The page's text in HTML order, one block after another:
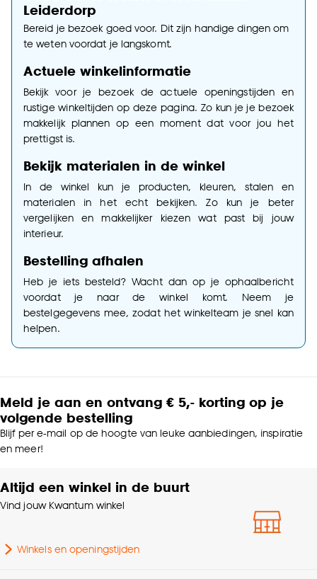
Leiderdorp
Bereid je bezoek goed voor. Dit zijn handige dingen om
te weten voordat je langskomt.
Actuele winkelinformatie
Bekijk voor je bezoek de actuele openingstijden en
rustige winkeltijden op deze pagina. Zo kun je je bezoek
makkelijk plannen op een moment dat voor jou het
prettigst is.
Bekijk materialen in de winkel
In de winkel kun je producten, kleuren, stalen en
materialen in het echt bekijken. Zo kun je beter
vergelijken en makkelijker kiezen wat past bij jouw
interieur.
Bestelling afhalen
Heb je iets besteld? Wacht dan op je ophaalbericht
voordat je naar de winkel komt. Neem je
bestelgegevens mee, zodat het winkelteam je snel kan
helpen.
Meld je aan en ontvang € 5,- korting op je
volgende bestelling
Blijf per e-mail op de hoogte van leuke aanbiedingen, inspiratie
en meer!
Altijd een winkel in de buurt
Vind jouw Kwantum winkel
Winkels en openingstijden